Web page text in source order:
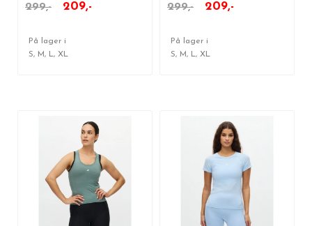
299,- 209,-
På lager i
S, M, L, XL
299,-
209,-
På lager i
S, M, L, XL